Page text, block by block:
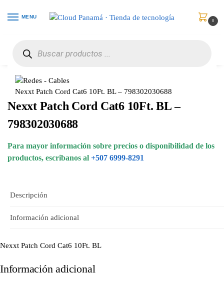
MENU
0
Nexxt Patch Cord Cat6 10Ft. BL – 798302030688
Nexxt Patch Cord Cat6 10Ft. BL –
798302030688
Para mayor información sobre precios o disponibilidad de los
productos, escribanos al +507 6999-8291
Descripción
Información adicional
Nexxt Patch Cord Cat6 10Ft. BL
Información adicional